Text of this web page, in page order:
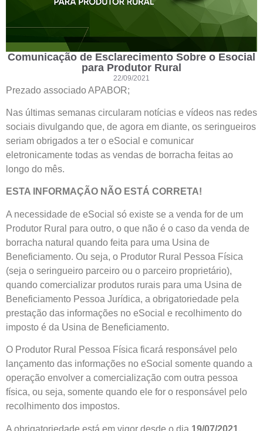
Comunicação de Esclarecimento Sobre o Esocial
para Produtor Rural
22/09/2021
Prezado associado APABOR;
Nas últimas semanas circularam notícias e vídeos nas redes
sociais divulgando que, de agora em diante, os seringueiros
seriam obrigados a ter o eSocial e comunicar
eletronicamente todas as vendas de borracha feitas ao
longo do mês.
ESTA INFORMAÇÃO NÃO ESTÁ CORRETA!
A necessidade de eSocial só existe se a venda for de um
Produtor Rural para outro, o que não é o caso da venda de
borracha natural quando feita para uma Usina de
Beneficiamento. Ou seja, o Produtor Rural Pessoa Física
(seja o seringueiro parceiro ou o parceiro proprietário),
quando comercializar produtos rurais para uma Usina de
Beneficiamento Pessoa Jurídica, a obrigatoriedade pela
prestação das informações no eSocial e recolhimento do
imposto é da Usina de Beneficiamento.
O Produtor Rural Pessoa Física ficará responsável pelo
lançamento das informações no eSocial somente quando a
operação envolver a comercialização com outra pessoa
física, ou seja, somente quando ele for o responsável pelo
recolhimento dos impostos.
A obrigatoriedade está em vigor desde o dia 19/07/2021.